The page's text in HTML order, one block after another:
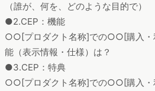
（誰が、何を、どのような目的で）
●2.CEP：機能
○○[プロダクト名称]での○○[購入・
能（表示情報・仕様）は？
●3.CEP：特典
○○[プロダクト名称]での○○[購入・